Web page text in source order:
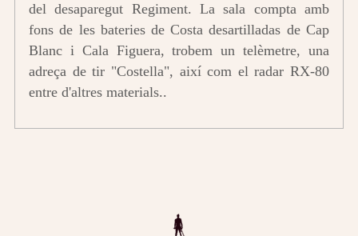
del desaparegut Regiment. La sala compta amb
fons de les bateries de Costa desartilladas de Cap
Blanc i Cala Figuera, trobem un telèmetre, una
adreça de tir "Costella", així com el radar RX-80
entre d'altres materials..